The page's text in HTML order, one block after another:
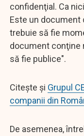
confidenţial. Ca
Este un document
trebuie să fie
document conţine
să fie publice".
Citește și Grupul
companii din
De asemenea,